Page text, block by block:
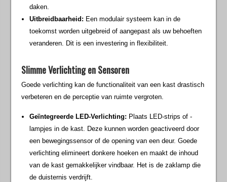
daken.
Uitbreidbaarheid: Een modulair systeem kan in de
toekomst worden uitgebreid of aangepast als uw behoeften
veranderen. Dit is een investering in flexibiliteit.
Slimme Verlichting en Sensoren
Goede verlichting kan de functionaliteit van een kast drastisch
verbeteren en de perceptie van ruimte vergroten.
Geïntegreerde LED-Verlichting: Plaats LED-strips of -
lampjes in de kast. Deze kunnen worden geactiveerd door
een bewegingssensor of de opening van een deur. Goede
verlichting elimineert donkere hoeken en maakt de inhoud
van de kast gemakkelijker vindbaar. Het is de zaklamp die
de duisternis verdrijft.